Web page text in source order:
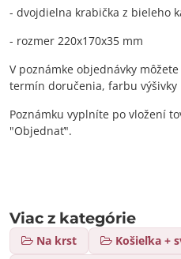
- dvojdielna krabička z bieleho
- rozmer 220x170x35 mm
V poznámke objednávky
termín doručenia, farbu
Poznámku vyplníte po vložení
"Objednať".
Viac z kategórie
Na krst
Košieľka +